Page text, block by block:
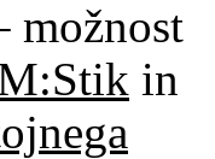
možnost
in